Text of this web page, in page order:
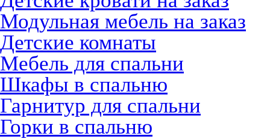
Модульная мебель на заказ
Детские комнаты
Мебель для спальни
Шкафы в спальню
Гарнитур для спальни
Горки в спальню